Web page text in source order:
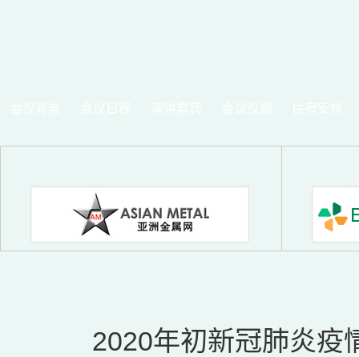
2020年初新冠肺炎疫